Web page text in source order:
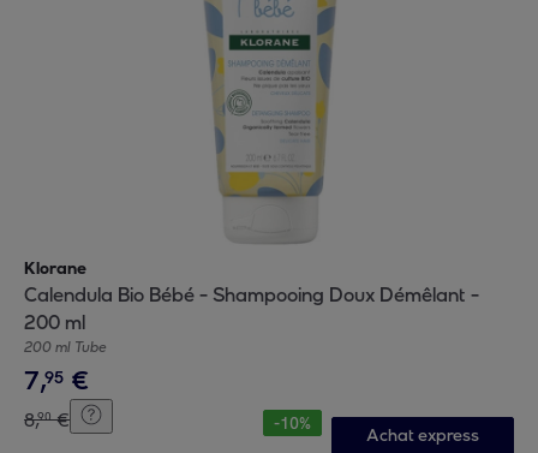
Klorane
Calendula Bio Bébé - Shampooing Doux Démêlant -
200 ml
200 ml Tube
7,95 €
8,90 € -10%
Achat express